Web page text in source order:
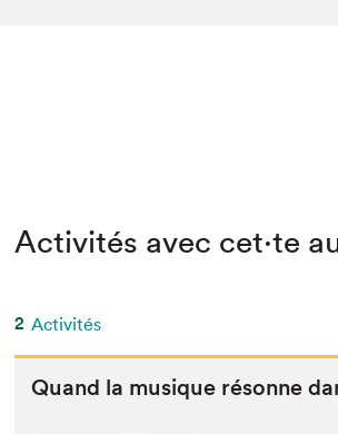
Activités avec cet·te
2 Activités
Quand la musique résonne